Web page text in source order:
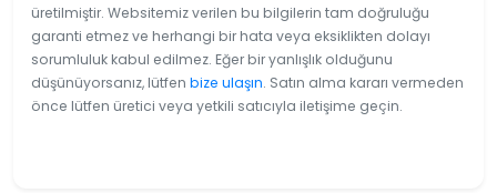
üretilmiştir. Websitemiz verilen bu bilgilerin tam doğruluğu
garanti etmez ve herhangi bir hata veya eksiklikten dolayı
sorumluluk kabul edilmez. Eğer bir yanlışlık olduğunu
düşünüyorsanız, lütfen bize ulaşın. Satın alma kararı vermeden
önce lütfen üretici veya yetkili satıcıyla iletişime geçin.